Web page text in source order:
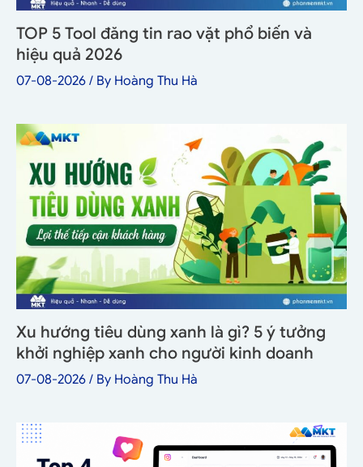
TOP 5 Tool đăng tin rao vặt phổ biến và
hiệu quả 2026
07-08-2026 / By Hoàng Thu Hà
Xu hướng tiêu dùng xanh là gì? 5 ý tưởng
khởi nghiệp xanh cho người kinh doanh
07-08-2026 / By Hoàng Thu Hà